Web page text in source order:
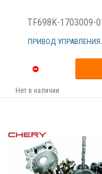
TF698K-1703009-
ПРИВОД
Нет в наличии